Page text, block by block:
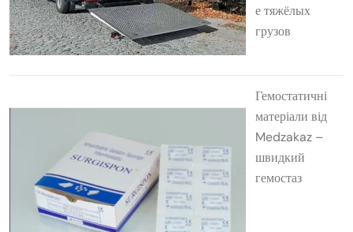
е тяжёлых
грузов
Гемостатичні
матеріали від
Medzakaz –
швидкий
гемостаз